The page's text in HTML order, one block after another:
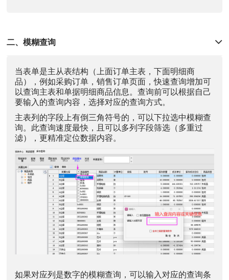
二、模糊查询
当表单是主从表结构（上面订单主表，下面明细商
品），例如采购订单，销售订单页面，快速查询增加可
以查询主表和单据明细商品信息。查询前可以根据自己
要输入的查询内容，选择对应的查询方式。
主表列的字段上有倒三角符号的，可以下拉选中模糊查
询。此查询速度最快，且可以多列字段筛选（多重过
滤），更精准定位数据内容。
如果对应列是数字的模糊查询，可以输入对应的查询条